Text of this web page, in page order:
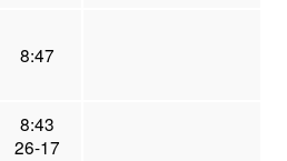
8:47
8:43
26-17